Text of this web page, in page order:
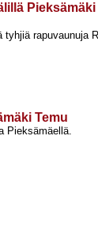
rapuvaunuja
Temu
Pieksämäellä.